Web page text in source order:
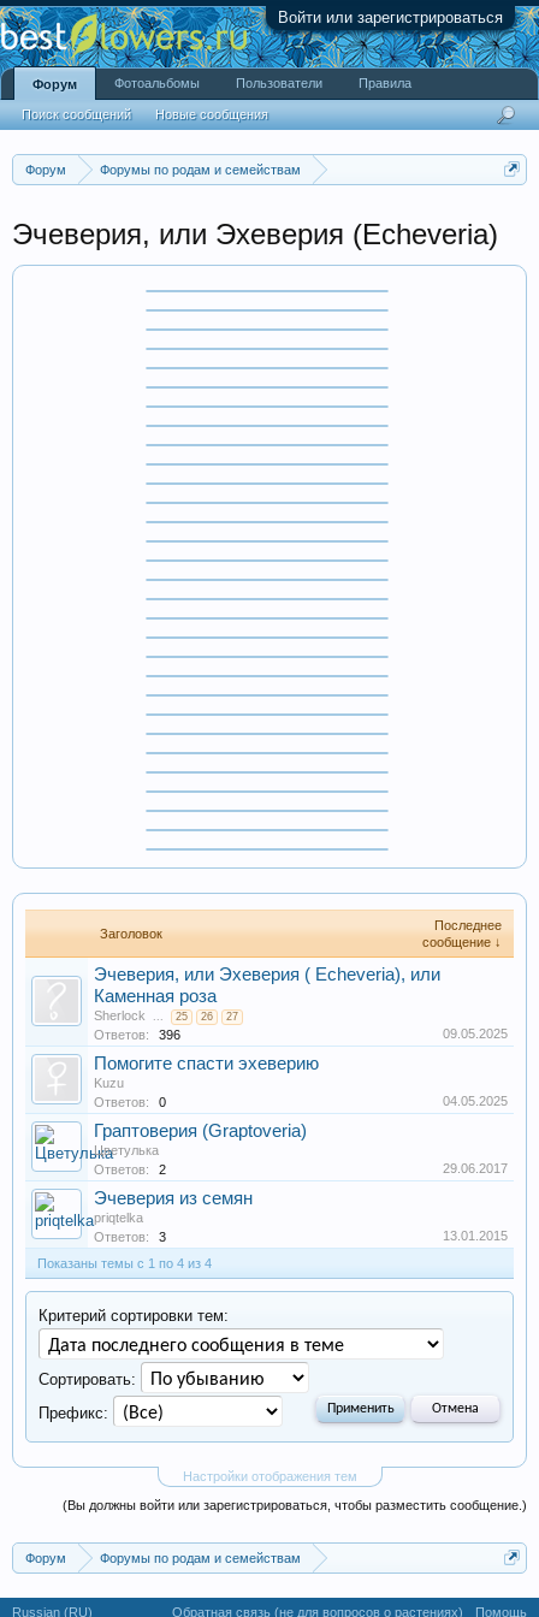
Войти или зарегистрироваться
Форум
Форумы по родам и семействам
Эчеверия, или Эхеверия (Echeveria)
Заголовок
Последнее
сообщение ↓
Эчеверия, или Эхеверия ( Echeveria), или
Каменная роза
Sherlock ... 25 26 27
Ответов: 396 09.05.2025
Помогите спасти эхеверию
Kuzu
Ответов:
0 04.05.2025
Граптоверия (Graptoveria)
Цветулька
Ответов:
2 29.06.2017
Эчеверия из семян
priqtelka
Ответов:
3
13.01.2015
Показаны темы с 1 по 4 из 4
Настройки отображения тем
Критерий сортировки тем:
Сортировать:
Префикс:
(Вы должны войти или зарегистрироваться, чтобы разместить сообщение.)
Форум
Форумы по родам и семействам
Форум
Поиск сообщений Новые сообщения
Фотоальбомы Пользователи Правила
Russian (RU) Обратная связь (не для вопросов о растениях) Помощь